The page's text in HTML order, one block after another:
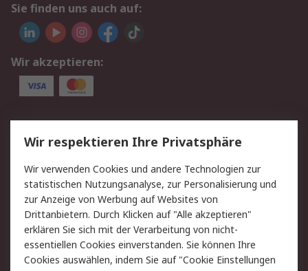
Sie finden uns auch auf:
Wir akzeptieren:
Service
Value Added Services
Lieferlösungen
Rücksendungen
Kontakt
Hilfe
Privatkunden
Rechtliches
AGB
Datenschutz
Wir respektieren Ihre Privatsphäre
Wir verwenden Cookies und andere Technologien zur
statistischen Nutzungsanalyse, zur Personalisierung und
zur Anzeige von Werbung auf Websites von
Drittanbietern. Durch Klicken auf "Alle akzeptieren"
erklären Sie sich mit der Verarbeitung von nicht-
essentiellen Cookies einverstanden. Sie können Ihre
Cookies auswählen, indem Sie auf "Cookie Einstellungen